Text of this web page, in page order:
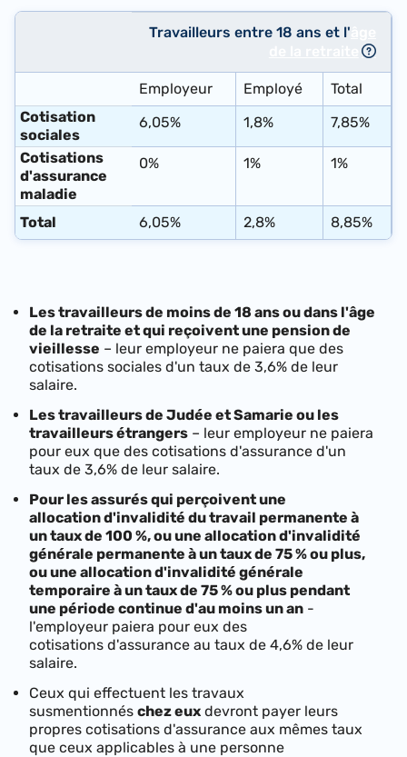
Travailleurs entre 18 ans et l'
Employeur Employé
Total
Cotisation
sociales
6,05% 1,8% 7,85%
Cotisations
d'assurance
maladie
0% 1% 1%
Total 6,05% 2,8% 8,85%
Les travailleurs de moins de 18 ans ou dans l'âge
de la retraite et qui reçoivent une pension de
vieillesse – leur employeur ne paiera que des
cotisations sociales d'un taux de 3,6% de leur
salaire.
Les travailleurs de Judée et Samarie ou les
travailleurs étrangers – leur employeur ne paiera
pour eux que des cotisations d'assurance d'un
taux de 3,6% de leur salaire.
Pour les assurés qui perçoivent une
allocation d'invalidité du travail permanente à
un taux de 100 %, ou une allocation d'invalidité
générale permanente à un taux de 75 % ou plus,
ou une allocation d'invalidité générale
temporaire à un taux de 75 % ou plus pendant
une période continue d'au moins un an -
l'employeur paiera pour eux des
cotisations d'assurance au taux de 4,6% de leur
salaire.
Ceux qui effectuent les travaux
susmentionnés chez eux devront payer leurs
propres cotisations d'assurance aux mêmes taux
que ceux applicables à une personne